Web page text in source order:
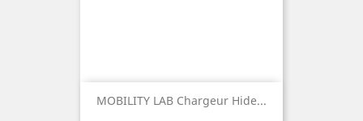
MOBILITY LAB Chargeur Hide...